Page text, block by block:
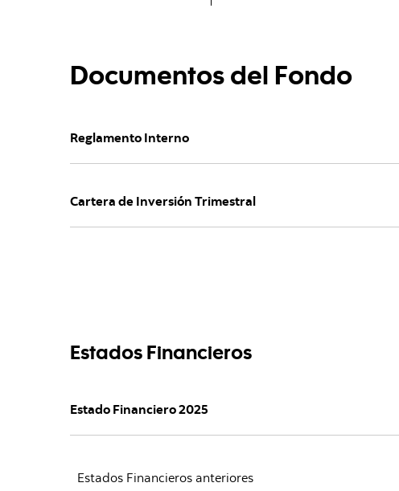
Documentos del Fondo
Reglamento Interno
Cartera de Inversión Trimestral
Estados Financieros
Estado Financiero 2025
Estados Financieros anteriores